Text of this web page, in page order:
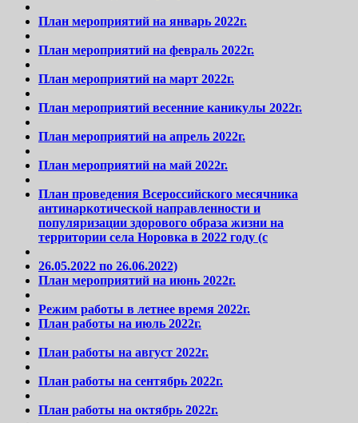
План мероприятий на январь 2022г.
План мероприятий на февраль 2022г.
План мероприятий на март 2022г.
План мероприятий весенние каникулы 2022г.
План мероприятий на апрель 2022г.
План мероприятий на май 2022г.
План проведения Всероссийского месячника
антинаркотической направленности и
популяризации здорового образа жизни на
территории села Норовка в 2022 году (с
26.05.2022 по 26.06.2022)
План мероприятий на июнь 2022г.
Режим работы в летнее время 2022г.
План работы на июль 2022г.
План работы на август 2022г.
План работы на сентябрь 2022г.
План работы на октябрь 2022г.